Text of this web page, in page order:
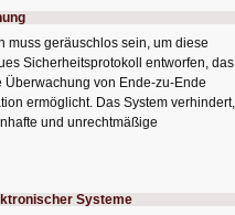
muss geräuschlos sein, um diese
Sicherheitsprotokoll entworfen, das
von Ende-zu-Ende
ermöglicht. Das System verhindert,
und unrechtmäßige
Systeme